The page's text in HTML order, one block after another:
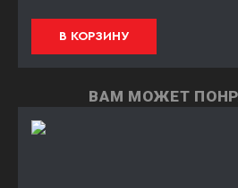
В КОРЗИНУ
ВАМ МОЖЕТ